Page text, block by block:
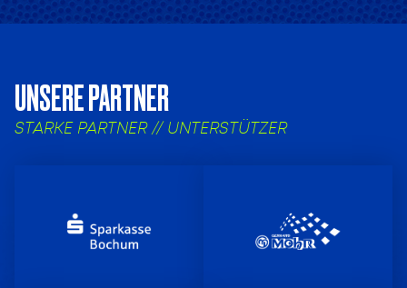
UNSERE PARTNER
STARKE PARTNER // UNTERSTÜTZER